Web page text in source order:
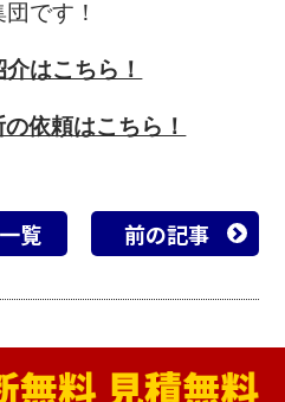
です！
はこちら！
依頼はこちら！
一覧 前の記事